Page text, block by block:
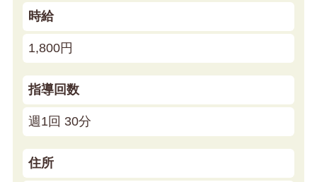
時給
1,800円
指導回数
週1回 30分
住所